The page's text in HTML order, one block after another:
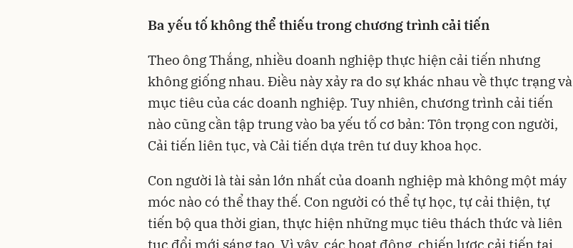
Ba yếu tố không thể thiếu trong chương trình cải tiến
Theo ông Thắng, nhiều doanh nghiệp thực hiện cải tiến nhưng
không giống nhau. Điều này xảy ra do sự khác nhau về thực trạng và
mục tiêu của các doanh nghiệp. Tuy nhiên, chương trình cải tiến
nào cũng cần tập trung vào ba yếu tố cơ bản: Tôn trọng con người,
Cải tiến liên tục, và Cải tiến dựa trên tư duy khoa học.
Con người là tài sản lớn nhất của doanh nghiệp mà không một máy
móc nào có thể thay thế. Con người có thể tự học, tự cải thiện, tự
tiến bộ qua thời gian, thực hiện những mục tiêu thách thức và liên
tục đổi mới sáng tạo. Vì vậy, các hoạt động, chiến lược cải tiến tại